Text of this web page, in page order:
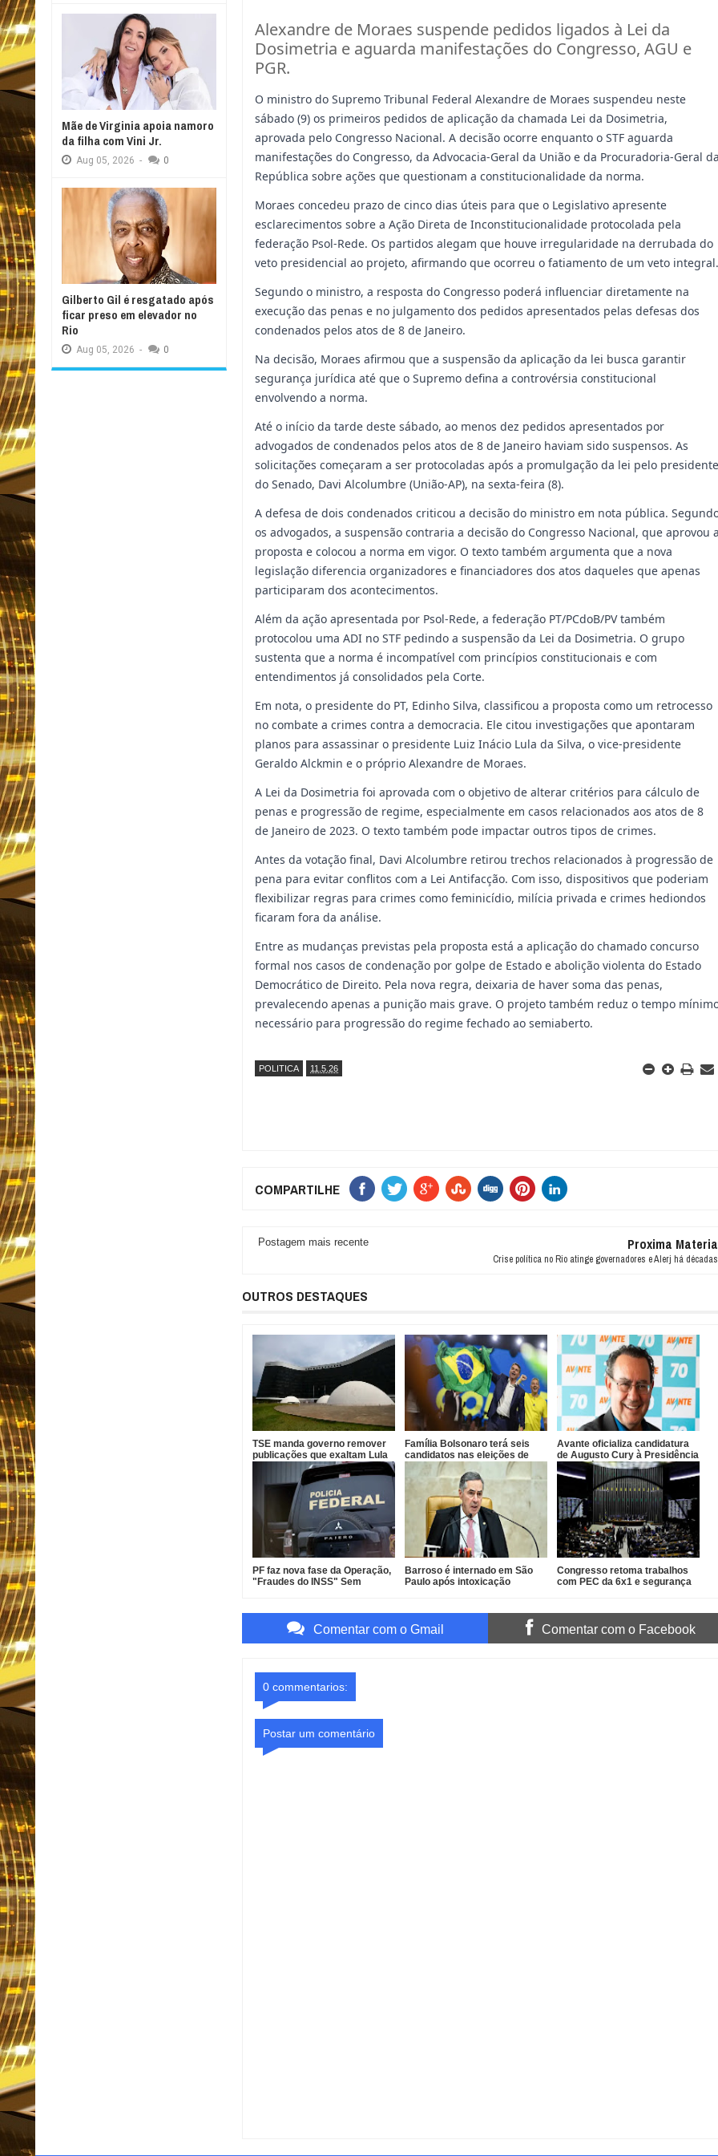
Alexandre de Moraes suspende pedidos ligados à Lei da
Dosimetria e aguarda manifestações do Congresso, AGU e
PGR.
O ministro do Supremo Tribunal Federal Alexandre de Moraes suspendeu neste
sábado (9) os primeiros pedidos de aplicação da chamada Lei da Dosimetria,
aprovada pelo Congresso Nacional. A decisão ocorre enquanto o STF aguarda
manifestações do Congresso, da Advocacia-Geral da União e da Procuradoria-Geral
República sobre ações que questionam a constitucionalidade da norma.
Moraes concedeu prazo de cinco dias úteis para que o Legislativo apresente
esclarecimentos sobre a Ação Direta de Inconstitucionalidade protocolada pela
federação Psol-Rede. Os partidos alegam que houve irregularidade na derrubada do
veto presidencial ao projeto, afirmando que ocorreu o fatiamento de um veto
Segundo o ministro, a resposta do Congresso poderá influenciar diretamente na
execução das penas e no julgamento dos pedidos apresentados pelas defesas dos
condenados pelos atos de 8 de Janeiro.
Na decisão, Moraes afirmou que a suspensão da aplicação da lei busca garantir
segurança jurídica até que o Supremo defina a controvérsia constitucional
envolvendo a norma.
Até o início da tarde deste sábado, ao menos dez pedidos apresentados por
advogados de condenados pelos atos de 8 de Janeiro haviam sido suspensos. As
solicitações começaram a ser protocoladas após a promulgação da lei pelo
do Senado, Davi Alcolumbre (União-AP), na sexta-feira (8).
A defesa de dois condenados criticou a decisão do ministro em nota pública.
os advogados, a suspensão contraria a decisão do Congresso Nacional, que aprovou
proposta e colocou a norma em vigor. O texto também argumenta que a nova
legislação diferencia organizadores e financiadores dos atos daqueles que apenas
participaram dos acontecimentos.
Além da ação apresentada por Psol-Rede, a federação PT/PCdoB/PV também
protocolou uma ADI no STF pedindo a suspensão da Lei da Dosimetria. O grupo
sustenta que a norma é incompatível com princípios constitucionais e com
entendimentos já consolidados pela Corte.
Em nota, o presidente do PT, Edinho Silva, classificou a proposta como um retrocesso
no combate a crimes contra a democracia. Ele citou investigações que apontaram
planos para assassinar o presidente Luiz Inácio Lula da Silva, o vice-presidente
Geraldo Alckmin e o próprio Alexandre de Moraes.
A Lei da Dosimetria foi aprovada com o objetivo de alterar critérios para cálculo de
penas e progressão de regime, especialmente em casos relacionados aos atos de 8
de Janeiro de 2023. O texto também pode impactar outros tipos de crimes.
Antes da votação final, Davi Alcolumbre retirou trechos relacionados à progressão de
pena para evitar conflitos com a Lei Antifacção. Com isso, dispositivos que poderiam
flexibilizar regras para crimes como feminicídio, milícia privada e crimes hediondos
ficaram fora da análise.
Entre as mudanças previstas pela proposta está a aplicação do chamado concurso
formal nos casos de condenação por golpe de Estado e abolição violenta do Estado
Democrático de Direito. Pela nova regra, deixaria de haver soma das penas,
prevalecendo apenas a punição mais grave. O projeto também reduz o tempo
necessário para progressão do regime fechado ao semiaberto.
POLITICA 11.5.26
COMPARTILHE
Postagem mais recente Proxima Materia
Crise política no Rio atinge governadores e Alerj há décadas
OUTROS DESTAQUES
TSE manda governo remover
publicações que exaltam Lula
das redes oficiais
Família Bolsonaro terá seis
candidatos nas eleições de
outubro
Avante oficializa candidatura
de Augusto Cury à Presidência
da República
PF faz nova fase da Operação,
"Fraudes do INSS" Sem
Barroso é internado em São
Paulo após intoxicação
Congresso retoma trabalhos
com PEC da 6x1 e segurança
Comentar com o Gmail Comentar com o Facebook
0 commentarios:
Postar um comentário
Mãe de Virginia apoia namoro
da filha com Vini Jr.
Aug 05, 2026 - 0
Gilberto Gil é resgatado após
ficar preso em elevador no
Rio
Aug 05, 2026 - 0